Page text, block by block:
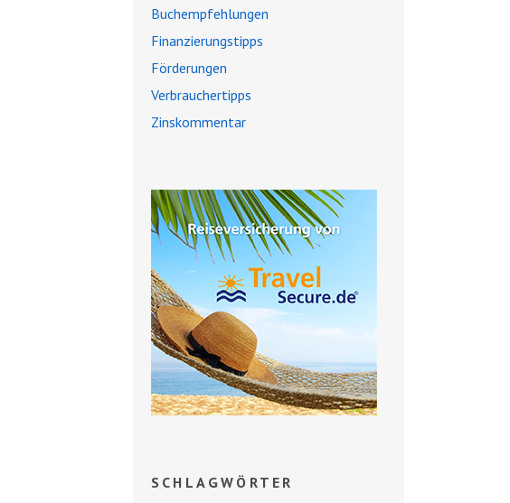
Buchempfehlungen
Finanzierungstipps
Förderungen
Verbrauchertipps
Zinskommentar
SCHLAGWÖRTER